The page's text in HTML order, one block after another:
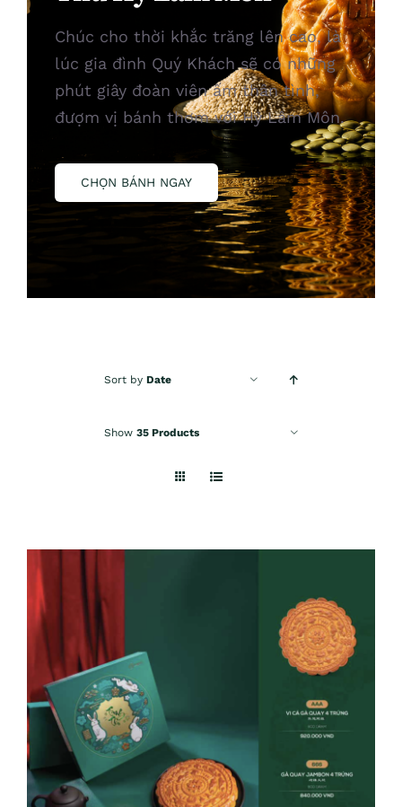
Chúc cho thời khắc trăng lên cao, là
lúc gia đình Quý Khách sẽ có những
phút giây đoàn viên ấm thân tình,
đượm vị bánh thơm với Hỷ Lâm Môn.
CHỌN BÁNH NGAY
Sort by Date
Show 35 Products
ADD TO CART
DETAILS